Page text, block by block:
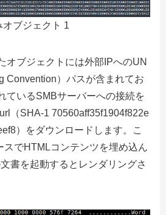
ブジェクト 1
オブジェクトには外部IPへのUN
Convention）パスが含まれてお
ているSMBサーバーへの接続を
（SHA-1 70560aff35f1904f822e
）をダウンロードします。こ
スでHTMLコンテンツを埋め込ん
書を起動するとレンダリングさ